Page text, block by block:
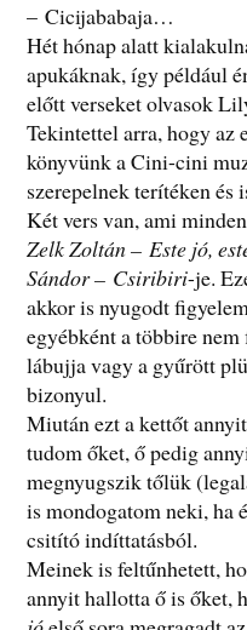
– Cicijababaja…
Hét hónap alatt
apukáknak, így például
előtt verseket olvasok
Tekintettel arra, hogy az
könyvünk a Cini-cini
szerepelnek terítéken és
Két vers van, ami
Zelk Zoltán – Este jó,
Sándor – Csiribiri-je.
akkor is nyugodt
egyébként a többire
lábujja vagy a gyűrött
bizonyul.
Miután ezt a kettőt
tudom őket, ő pedig
megnyugszik tőlük
is mondogatom neki, ha
csitító indíttatásból.
Meinek is feltűnhetett,
annyit hallotta ő is őket,